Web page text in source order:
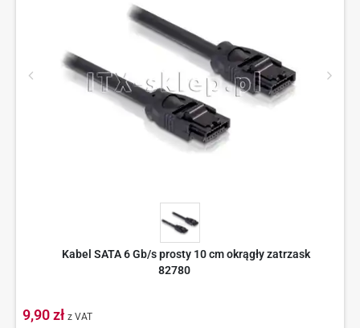
Kabel SATA 6 Gb/s prosty 10 cm okrągły zatrzask
82780
9,90 zł z VAT